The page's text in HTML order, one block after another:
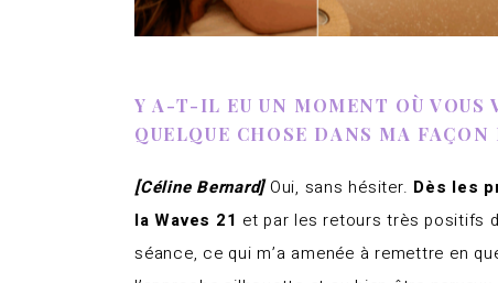
Y A-T-IL EU UN MOMENT OÙ VOUS
QUELQUE CHOSE DANS MA
[Céline Bernard] Oui, sans hésiter. Dès les
la Waves 21 et par les retours très positifs
séance, ce qui m’a amenée à remettre en